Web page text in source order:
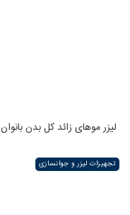
لیزر موهای زائد کل بدن بانوان
تجهیزات لیزر و جوانسازی